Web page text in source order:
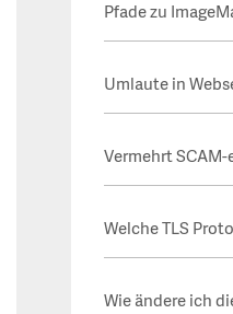
Pfade zu
Umlaute in
Vermehrt
Welche TLS
Wie ändere ich